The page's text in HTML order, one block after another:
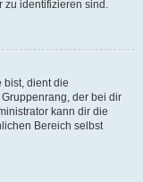
identifizieren sind.
bist, dient die
der bei dir
kann dir die
Bereich selbst